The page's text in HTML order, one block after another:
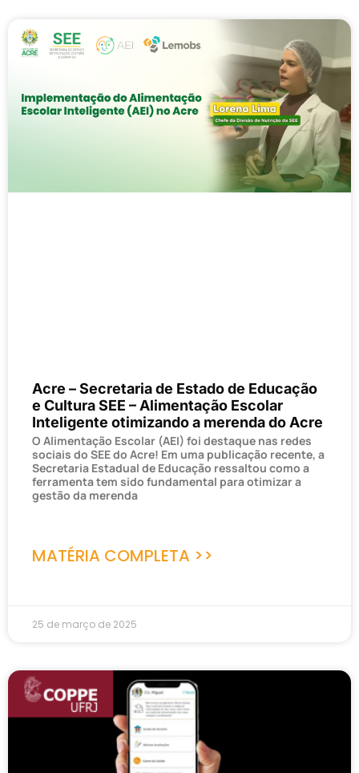
Acre – Secretaria de Estado de Educação
e Cultura SEE – Alimentação Escolar
Inteligente otimizando a merenda do Acre
O Alimentação Escolar (AEI) foi destaque nas redes
sociais do SEE do Acre! Em uma publicação recente, a
Secretaria Estadual de Educação ressaltou como a
ferramenta tem sido fundamental para otimizar a
gestão da merenda
MATÉRIA COMPLETA >>
25 de março de 2025